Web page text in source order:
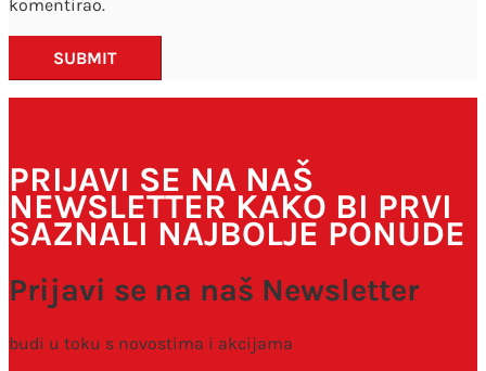
komentirao.
SUBMIT
PRIJAVI SE NA NAŠ
NEWSLETTER KAKO BI PRVI
SAZNALI NAJBOLJE PONUDE
Prijavi se na naš Newsletter
budi u toku s novostima i akcijama